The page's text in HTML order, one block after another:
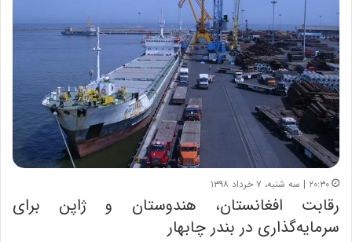
۲۰:۳۰ | سه شنبه، ۷ خرداد ۱۳۹۸
رقابت افغانستان، هندوستان و ژاپن برای
سرمایه‌گذاری در بندر چابهار